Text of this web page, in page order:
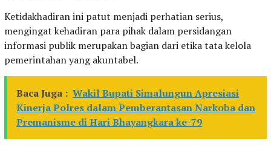
Ketidakhadiran ini patut menjadi perhatian serius,
mengingat kehadiran para pihak dalam persidangan
informasi publik merupakan bagian dari etika tata kelola
pemerintahan yang akuntabel.
Baca Juga : Wakil Bupati Simalungun Apresiasi
Kinerja Polres dalam Pemberantasan Narkoba dan
Premanisme di Hari Bhayangkara ke-79